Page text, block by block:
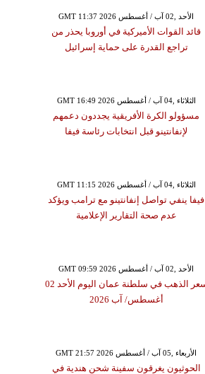
GMT 11:37 2026 الأحد ,02 آب / أغسطس
قائد القوات الأميركية في أوروبا يحذر من
تراجع القدرة على حماية إسرائيل
GMT 16:49 2026 الثلاثاء ,04 آب / أغسطس
مسؤولو الكرة الأفريقية يجددون دعمهم
لإنفانتينو قبل انتخابات رئاسة فيفا
GMT 11:15 2026 الثلاثاء ,04 آب / أغسطس
فيفا ينفي تواصل إنفانتينو مع ترامب ويؤكد
عدم صحة التقارير الإعلامية
GMT 09:59 2026 الأحد ,02 آب / أغسطس
سعر الذهب في سلطنة عمان اليوم الأحد 02
أغسطس/ آب 2026
GMT 21:57 2026 الأربعاء ,05 آب / أغسطس
الحوثيون يغرقون سفينة شحن هندية في